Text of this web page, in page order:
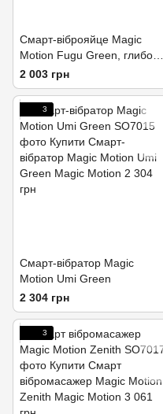
Смарт-віброяйце Magic
Motion Fugu Green, глибока
вібрація
2 003 грн
3
Смарт-вібратор Magic
Motion Umi Green
2 304 грн
3